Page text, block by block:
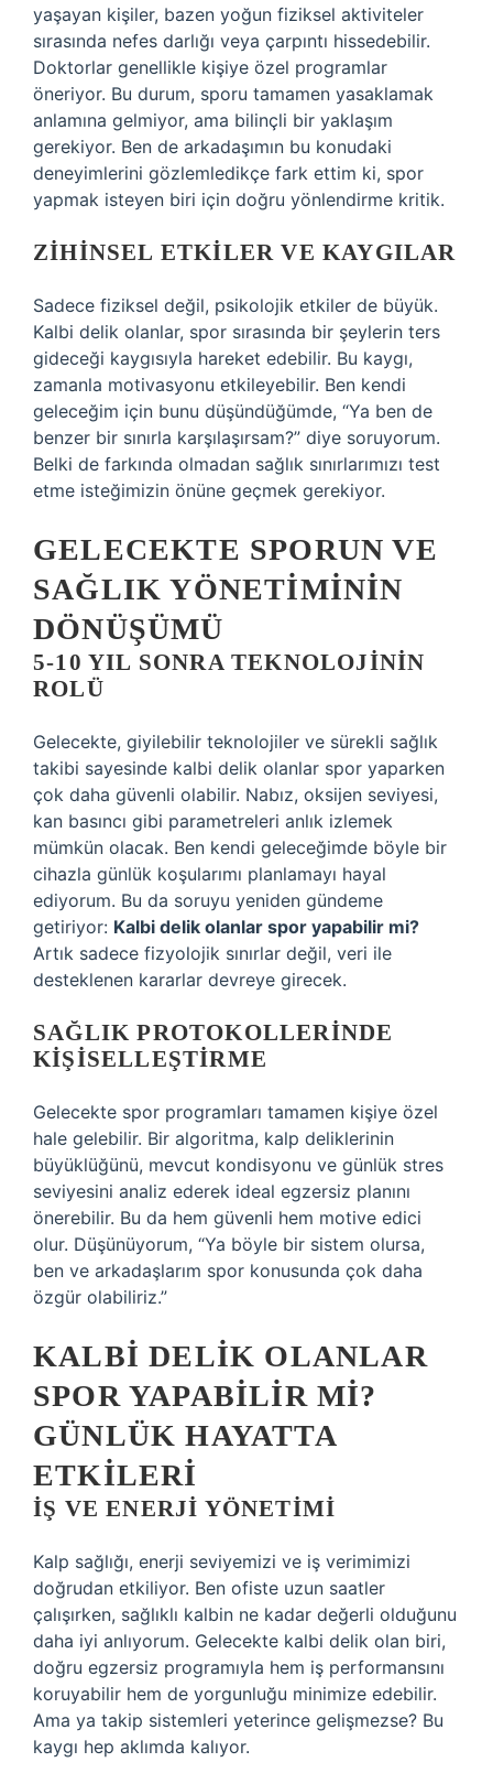
yaşayan kişiler, bazen yoğun fiziksel aktiviteler
sırasında nefes darlığı veya çarpıntı hissedebilir.
Doktorlar genellikle kişiye özel programlar
öneriyor. Bu durum, sporu tamamen yasaklamak
anlamına gelmiyor, ama bilinçli bir yaklaşım
gerekiyor. Ben de arkadaşımın bu konudaki
deneyimlerini gözlemledikçe fark ettim ki, spor
yapmak isteyen biri için doğru yönlendirme kritik.
ZIHINSEL ETKILER VE KAYGILAR
Sadece fiziksel değil, psikolojik etkiler de büyük.
Kalbi delik olanlar, spor sırasında bir şeylerin ters
gideceği kaygısıyla hareket edebilir. Bu kaygı,
zamanla motivasyonu etkileyebilir. Ben kendi
geleceğim için bunu düşündüğümde, “Ya ben de
benzer bir sınırla karşılaşırsam?” diye soruyorum.
Belki de farkında olmadan sağlık sınırlarımızı test
etme isteğimizin önüne geçmek gerekiyor.
GELECEKTE SPORUN VE
SAĞLIK YÖNETIMININ
DÖNÜŞÜMÜ
5-10 YIL SONRA TEKNOLOJININ
ROLÜ
Gelecekte, giyilebilir teknolojiler ve sürekli sağlık
takibi sayesinde kalbi delik olanlar spor yaparken
çok daha güvenli olabilir. Nabız, oksijen seviyesi,
kan basıncı gibi parametreleri anlık izlemek
mümkün olacak. Ben kendi geleceğimde böyle bir
cihazla günlük koşularımı planlamayı hayal
ediyorum. Bu da soruyu yeniden gündeme
getiriyor: Kalbi delik olanlar spor yapabilir mi?
Artık sadece fizyolojik sınırlar değil, veri ile
desteklenen kararlar devreye girecek.
SAĞLIK PROTOKOLLERINDE
KIŞISELLEŞTIRME
Gelecekte spor programları tamamen kişiye özel
hale gelebilir. Bir algoritma, kalp deliklerinin
büyüklüğünü, mevcut kondisyonu ve günlük stres
seviyesini analiz ederek ideal egzersiz planını
önerebilir. Bu da hem güvenli hem motive edici
olur. Düşünüyorum, “Ya böyle bir sistem olursa,
ben ve arkadaşlarım spor konusunda çok daha
özgür olabiliriz.”
KALBI DELIK OLANLAR
SPOR YAPABILIR MI?
GÜNLÜK HAYATTA
ETKILERI
İŞ VE ENERJI YÖNETIMI
Kalp sağlığı, enerji seviyemizi ve iş verimimizi
doğrudan etkiliyor. Ben ofiste uzun saatler
çalışırken, sağlıklı kalbin ne kadar değerli olduğunu
daha iyi anlıyorum. Gelecekte kalbi delik olan biri,
doğru egzersiz programıyla hem iş performansını
koruyabilir hem de yorgunluğu minimize edebilir.
Ama ya takip sistemleri yeterince gelişmezse? Bu
kaygı hep aklımda kalıyor.